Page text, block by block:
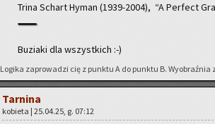
Trina Schart Hyman (1939-2004), “A Per­fect
Bu­zia­ki dla wszyst­kich :-)
Lo­gi­ka za­pro­wa­dzi cię z punk­tu A do punk­tu B. Wy­obraź­nia
Tar­ni­na
ko­bie­ta | 25.04.25, g. 07:12